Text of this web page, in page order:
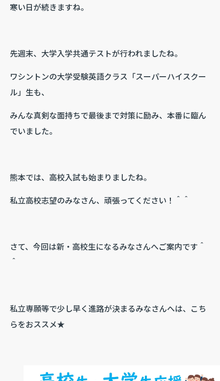
寒い日が続きますね。
先週末、大学入学共通テストが行われましたね。
ワシントンの大学受験英語クラス「スーパーハイスクー
ル」生も、
みんな真剣な面持ちで最後まで対策に励み、本番に臨ん
でいました。
熊本では、高校入試も始まりましたね。
私立高校志望のみなさん、頑張ってください！＾＾
さて、今回は新・高校生になるみなさんへご案内です＾
＾
私立専願等で少し早く進路が決まるみなさんへは、こち
らをおススメ★